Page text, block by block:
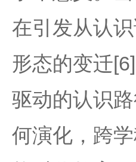
在引发从认
形态的变迁
驱动的认识
何演化，跨